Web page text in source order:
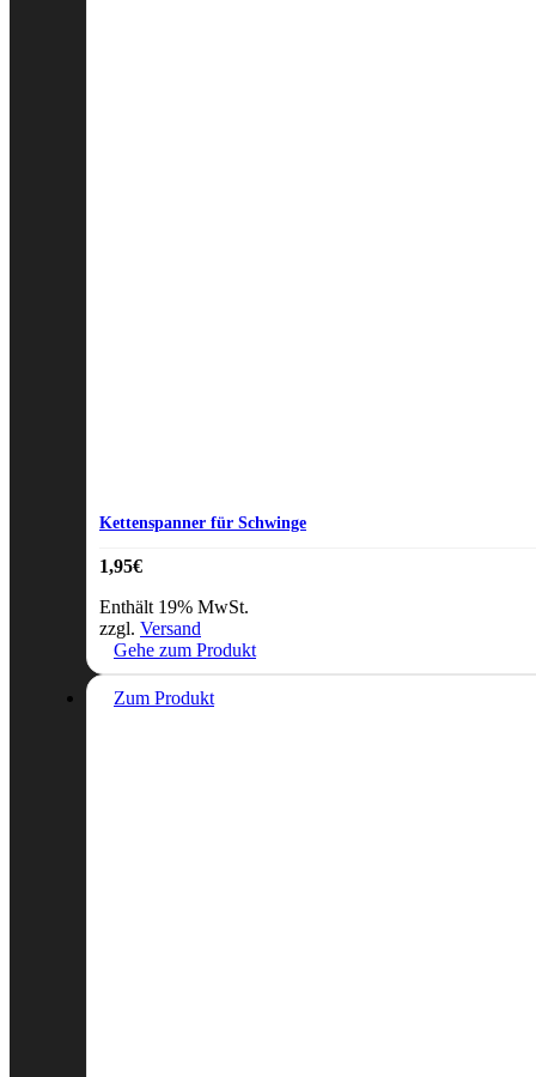
Kettenspanner für Schwinge
1,95€
Enthält 19% MwSt.
zzgl. Versand
Gehe zum Produkt
Zum Produkt